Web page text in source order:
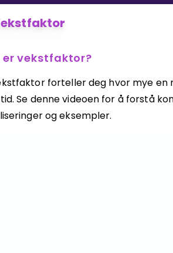
er vekstfaktor?
forteller deg hvor mye en
Se denne videoen for å forstå
og eksempler.